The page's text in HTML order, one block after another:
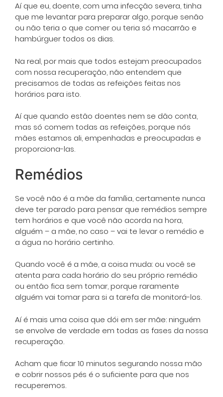
Aí que eu, doente, com uma infecção severa, tinha
que me levantar para preparar algo, porque senão
ou não teria o que comer ou teria só macarrão e
hambúrguer todos os dias.
Na real, por mais que todos estejam preocupados
com nossa recuperação, não entendem que
precisamos de todas as refeições feitas nos
horários para isto.
Aí que quando estão doentes nem se dão conta,
mas só comem todas as refeições, porque nós
mães estamos ali, empenhadas e preocupadas e
proporciona-las.
Remédios
Se você não é a mãe da família, certamente nunca
deve ter parado para pensar que remédios sempre
tem horários e que você não acorda na hora,
alguém – a mãe, no caso – vai te levar o remédio e
a água no horário certinho.
Quando você é a mãe, a coisa muda: ou você se
atenta para cada horário do seu próprio remédio
ou então fica sem tomar, porque raramente
alguém vai tomar para si a tarefa de monitorá-los.
Aí é mais uma coisa que dói em ser mãe: ninguém
se envolve de verdade em todas as fases da nossa
recuperação.
Acham que ficar 10 minutos segurando nossa mão
e cobrir nossos pés é o suficiente para que nos
recuperemos.